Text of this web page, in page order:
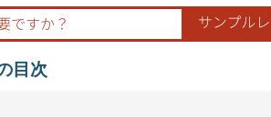
画像 © Mordor Intelligence。再利用にはCC BY 4.0
目次